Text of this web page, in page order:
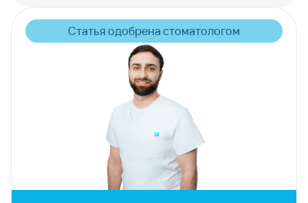
Статья одобрена стоматологом